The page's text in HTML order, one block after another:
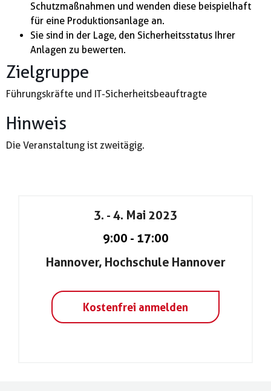
Schutzmaßnahmen und wenden diese beispielhaft
für eine Produktionsanlage an.
Sie sind in der Lage, den Sicherheitsstatus Ihrer
Anlagen zu bewerten.
Zielgruppe
Führungskräfte und IT-Sicherheitsbeauftragte
Hinweis
Die Veranstaltung ist zweitägig.
3. - 4. Mai 2023
9:00 - 17:00
Hannover, Hochschule Hannover
Kostenfrei anmelden